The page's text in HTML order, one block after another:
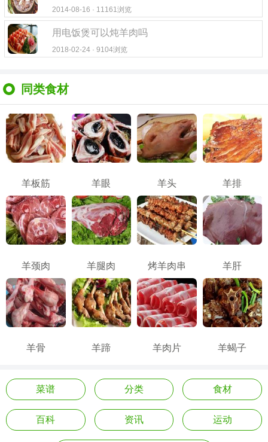
2014-08-16 · 11161浏览
用电饭煲可以炖羊肉吗
2018-02-24 · 9104浏览
同类食材
羊板筋 羊眼 羊头 羊排
羊颈肉 羊腿肉 烤羊肉串 羊肝
羊骨 羊蹄 羊肉片 羊蝎子
菜谱 分类 食材
百科 资讯 运动